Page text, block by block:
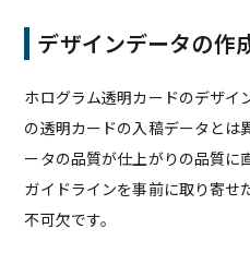
デザインデータの作
ホログラム透明カードのデザイ
の透明カードの入稿データとは
ータの品質が仕上がりの品質に
ガイドラインを事前に取り寄せ
不可欠です。